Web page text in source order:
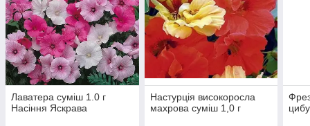
Лаватера суміш 1.0 г
Насіння Яскрава
Настурція високоросла
махрова суміш 1,0 г